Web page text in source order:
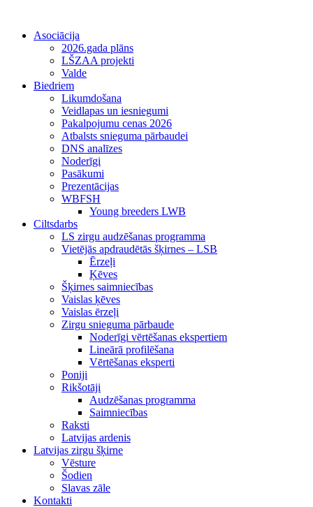
Asociācija
2026.gada plāns
LŠZAA projekti
Valde
Biedriem
Likumdošana
Veidlapas un iesniegumi
Pakalpojumu cenas 2026
Atbalsts snieguma pārbaudei
DNS analīzes
Noderīgi
Pasākumi
Prezentācijas
WBFSH
Young breeders LWB
Ciltsdarbs
LS zirgu audzēšanas programma
Vietējās apdraudētās šķirnes – LSB
Ērzeļi
Ķēves
Šķirnes saimniecības
Vaislas ķēves
Vaislas ērzeļi
Zirgu snieguma pārbaude
Noderīgi vērtēšanas ekspertiem
Lineārā profilēšana
Vērtēšanas eksperti
Poniji
Rikšotāji
Audzēšanas programma
Saimniecības
Raksti
Latvijas ardenis
Latvijas zirgu šķirne
Vēsture
Šodien
Slavas zāle
Kontakti